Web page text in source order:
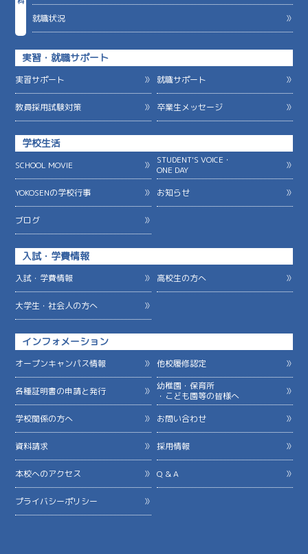
就職状況
実習・就職サポート
実習サポート 就職サポート
教員採用試験対策 卒業生メッセージ
学校生活
SCHOOL MOVIE
STUDENT'S VOICE・
ONE DAY
YOKOSENの学校行事
お知らせ
ブログ
入試・学費情報
入試・学費情報 高校生の方へ
大学生・社会人の方へ
インフォメーション
オープンキャンパス情報 他校履修認定
各種証明書の申請と発行
幼稚園・保育所
・こども園等の皆様へ
学校関係の方へ
お問い合わせ
資料請求 採用情報
本校へのアクセス Q & A
プライバシーポリシー